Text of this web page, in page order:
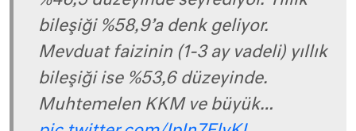
bileşiği %58,9’a denk geliyor.
Mevduat faizinin (1-3 ay vadeli) yıllık
bileşiği ise %53,6 düzeyinde.
Muhtemelen KKM ve büyük…